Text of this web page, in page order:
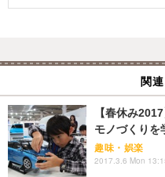
関
【春休み
モノづくりを
趣味・娯楽
2017.3.6 Mon